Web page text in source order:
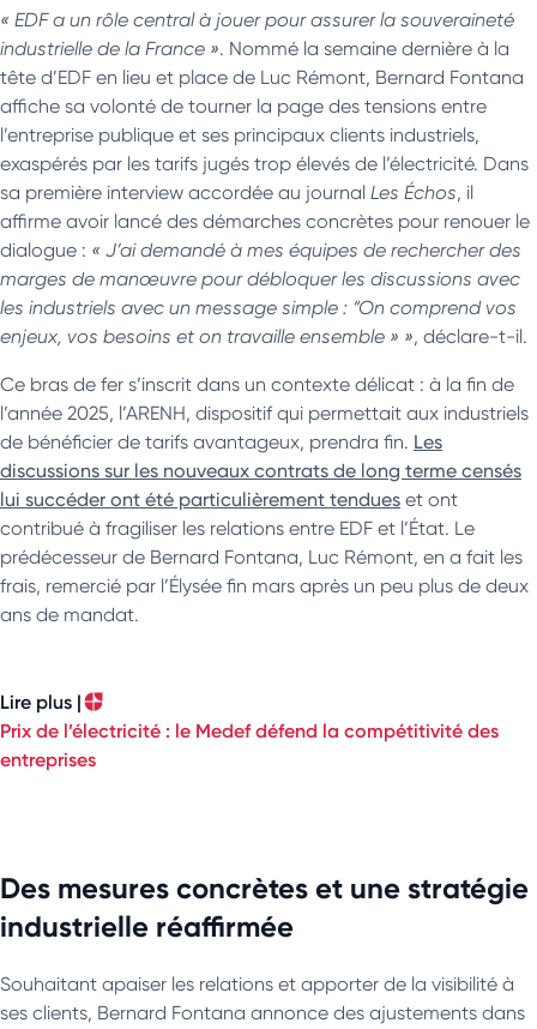
« EDF a un rôle central à jouer pour assurer la souveraineté
industrielle de la France ». Nommé la semaine dernière à la
tête d’EDF en lieu et place de Luc Rémont, Bernard Fontana
affiche sa volonté de tourner la page des tensions entre
l’entreprise publique et ses principaux clients industriels,
exaspérés par les tarifs jugés trop élevés de l’électricité. Dans
sa première interview accordée au journal Les Échos, il
affirme avoir lancé des démarches concrètes pour renouer le
dialogue : « J’ai demandé à mes équipes de rechercher des
marges de manœuvre pour débloquer les discussions avec
les industriels avec un message simple : “On comprend vos
enjeux, vos besoins et on travaille ensemble » », déclare-t-il.
Ce bras de fer s’inscrit dans un contexte délicat : à la fin de
l’année 2025, l’ARENH, dispositif qui permettait aux industriels
de bénéficier de tarifs avantageux, prendra fin. Les
discussions sur les nouveaux contrats de long terme censés
lui succéder ont été particulièrement tendues et ont
contribué à fragiliser les relations entre EDF et l’État. Le
prédécesseur de Bernard Fontana, Luc Rémont, en a fait les
frais, remercié par l’Élysée fin mars après un peu plus de deux
ans de mandat.
Lire plus |
Prix de l’électricité : le Medef défend la compétitivité des
entreprises
Des mesures concrètes et une stratégie
industrielle réaffirmée
Souhaitant apaiser les relations et apporter de la visibilité à
ses clients, Bernard Fontana annonce des ajustements dans